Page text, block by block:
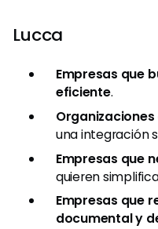
Lucca
Empresas que
eficiente.
una integración
Empresas que
quieren
Empresas que
documental y